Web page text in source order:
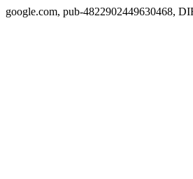
google.com, pub-4822902449630468,